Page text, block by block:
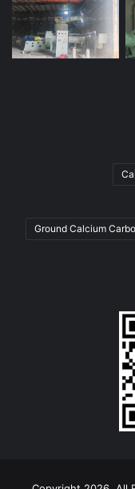
Ground Calcium